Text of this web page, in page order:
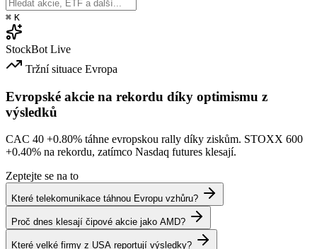
⌘ K
StockBot Live
Tržní situace Evropa
Evropské akcie na rekordu díky optimismu z
výsledků
CAC 40 +0.80% táhne evropskou rally díky ziskům. STOXX 600
+0.40% na rekordu, zatímco Nasdaq futures klesají.
Zeptejte se na to
Které telekomunikace táhnou Evropu vzhůru?
Proč dnes klesají čipové akcie jako AMD?
Které velké firmy z USA reportují výsledky?